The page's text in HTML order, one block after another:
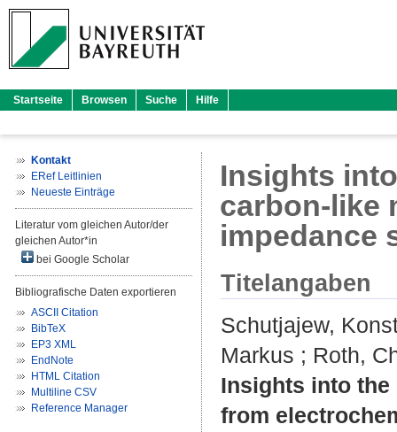
Startseite Browsen Suche Hilfe
Kontakt
ERef Leitlinien
Neueste Einträge
Literatur vom gleichen Autor/der
gleichen Autor*in
bei Google Scholar
Bibliografische Daten exportieren
ASCII Citation
BibTeX
EP3 XML
EndNote
HTML Citation
Multiline CSV
Reference Manager
Insights
carbon-like
impedance
Titelangaben
Schutjajew,
Markus ; Roth,
Insights into
from